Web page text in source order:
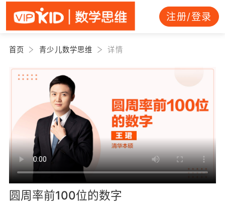
注册/登录
首页 青少儿数学思维 详情
圆周率前100位的数字